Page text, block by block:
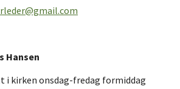
Hansen
i kirken onsdag-fredag formiddag